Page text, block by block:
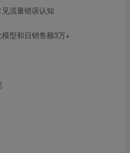
流量错误认知
型和日销售额3万+